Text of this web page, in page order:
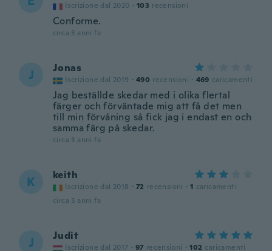
Iscrizione dal 2020 · 103 recensioni
Conforme.
circa 3 anni fa
J Jonas
Iscrizione dal 2019 · 490 recensioni · 469 caricamenti
Jag beställde skedar med i olika flertal
färger och förväntade mig att få det men
till min förvåning så fick jag i endast en och
samma färg på skedar.
circa 3 anni fa
K keith
Iscrizione dal 2018 · 72 recensioni · 1 caricamenti
circa 3 anni fa
J Judit
Iscrizione dal 2017 · 97 recensioni · 102 caricamenti